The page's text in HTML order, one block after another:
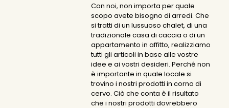
Con noi, non importa per quale
scopo avete bisogno di arredi. Che
si tratti di un lussuoso chalet, di una
tradizionale casa di caccia o di un
appartamento in affitto, realizziamo
tutti gli articoli in base alle vostre
idee e ai vostri desideri. Perché non
è importante in quale locale si
trovino i nostri prodotti in corno di
cervo. Ciò che conta è il risultato
che i nostri prodotti dovrebbero